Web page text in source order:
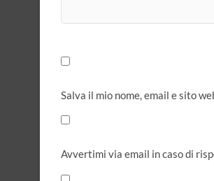
Salva il mio nome, email e sito
Avvertimi via email in caso di